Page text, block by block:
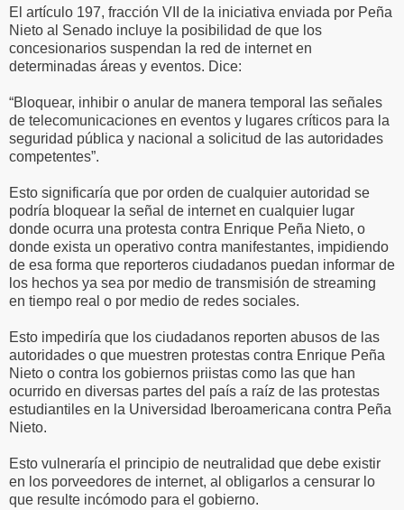
El artículo 197, fracción VII de la iniciativa enviada por Peña
Nieto al Senado incluye la posibilidad de que los
concesionarios suspendan la red de internet en
determinadas áreas y eventos. Dice:
“Bloquear, inhibir o anular de manera temporal las señales
de telecomunicaciones en eventos y lugares críticos para la
seguridad pública y nacional a solicitud de las autoridades
competentes”.
Esto significaría que por orden de cualquier autoridad se
podría bloquear la señal de internet en cualquier lugar
donde ocurra una protesta contra Enrique Peña Nieto, o
donde exista un operativo contra manifestantes, impidiendo
de esa forma que reporteros ciudadanos puedan informar de
los hechos ya sea por medio de transmisión de streaming
en tiempo real o por medio de redes sociales.
Esto impediría que los ciudadanos reporten abusos de las
autoridades o que muestren protestas contra Enrique Peña
Nieto o contra los gobiernos priistas como las que han
ocurrido en diversas partes del país a raíz de las protestas
estudiantiles en la Universidad Iberoamericana contra Peña
Nieto.
Esto vulneraría el principio de neutralidad que debe existir
en los porveedores de internet, al obligarlos a censurar lo
que resulte incómodo para el gobierno.